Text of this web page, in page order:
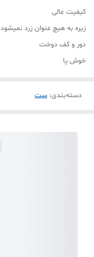
کیفیت عالی
زیره به هیچ عنوان زرد نمیشود
دور و کف دوخت
خوش پا
دسته‌بندی: ست